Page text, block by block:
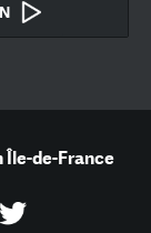
Île-de-France